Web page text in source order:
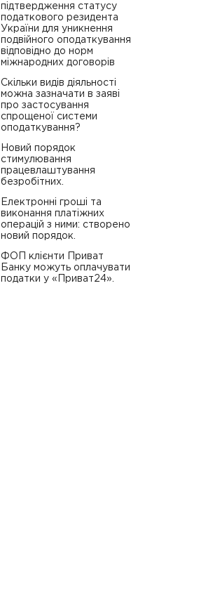
підтвердження статусу
податкового резидента
України для уникнення
подвійного оподаткування
відповідно до норм
міжнародних договорів
Скільки видів діяльності
можна зазначати в заяві
про застосування
спрощеної системи
оподаткування?
Новий порядок
стимулювання
працевлаштування
безробітних.
Електронні гроші та
виконання платіжних
операцій з ними: створено
новий порядок.
ФОП клієнти Приват
Банку можуть оплачувати
податки у «Приват24».